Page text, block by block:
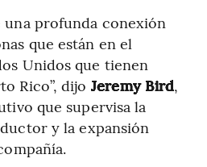
una profunda conexión
que están en el
Unidos que tienen
Rico”, dijo Jeremy Bird,
que supervisa la
y la expansión